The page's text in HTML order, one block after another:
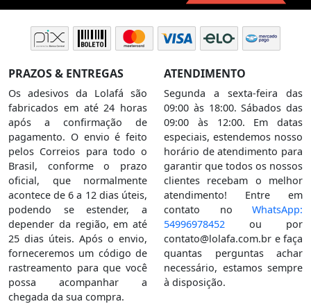
PRAZOS & ENTREGAS
Os adesivos da Lolafá são
fabricados em até 24 horas
após a confirmação de
pagamento. O envio é feito
pelos Correios para todo o
Brasil, conforme o prazo
oficial, que normalmente
acontece de 6 a 12 dias úteis,
podendo se estender, a
depender da região, em até
25 dias úteis. Após o envio,
forneceremos um código de
rastreamento para que você
possa acompanhar a
chegada da sua compra.
ATENDIMENTO
Segunda a sexta-feira das
09:00 às 18:00. Sábados das
09:00 às 12:00. Em datas
especiais, estendemos nosso
horário de atendimento para
garantir que todos os nossos
clientes recebam o melhor
atendimento! Entre em
contato no WhatsApp:
54996978452 ou por
contato@lolafa.com.br e faça
quantas perguntas achar
necessário, estamos sempre
à disposição.